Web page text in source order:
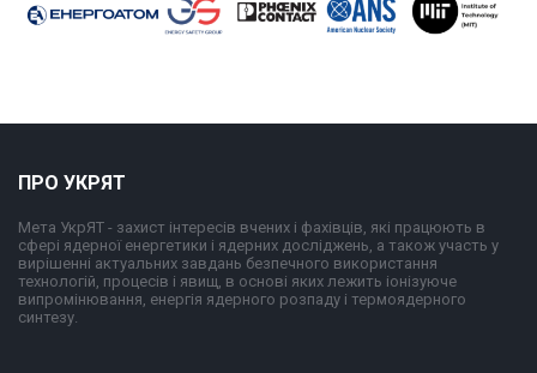
ПРО УКРЯТ
Мета УкрЯТ - захист інтересів вчених і фахівців, які працюють в
сфері ядерної енергетики і ядерних досліджень, а також участь у
вирішенні актуальних завдань безпечного використання
технологій, процесів і явищ, в основі яких лежить іонізуюче
випромінювання, енергія ядерного розпаду і термоядерного
синтезу.